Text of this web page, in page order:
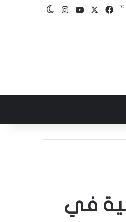
℃ فيسبوك‫YouTube
انستقرامالوضع المظلم
في